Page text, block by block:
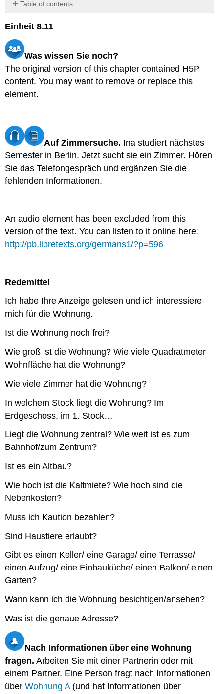
Table of contents
Attributions
Einheit 8.11
Was wissen Sie noch?
The original version of this chapter contained H5P
content. You may want to remove or replace this
element.
Auf Zimmersuche. Ina studiert nächstes
Semester in Berlin. Jetzt sucht sie ein Zimmer. Hören
Sie das Telefongespräch und ergänzen Sie die
fehlenden Informationen.
An audio element has been excluded from this
version of the text. You can listen to it online here:
http://pb.libretexts.org/germans1/?p=596
Redemittel
Ich habe Ihre Anzeige gelesen und ich interessiere
mich für die Wohnung.
Ist die Wohnung noch frei?
Wie groß ist die Wohnung? Wie viele Quadratmeter
Wohnfläche hat die Wohnung?
Wie viele Zimmer hat die Wohnung?
In welchem Stock liegt die Wohnung? Im
Erdgeschoss, im 1. Stock…
Liegt die Wohnung zentral? Wie weit ist es zum
Bahnhof/zum Zentrum?
Ist es ein Altbau?
Wie hoch ist die Kaltmiete? Wie hoch sind die
Nebenkosten?
Muss ich Kaution bezahlen?
Sind Haustiere erlaubt?
Gibt es einen Keller/ eine Garage/ eine Terrasse/
einen Aufzug/ eine Einbauküche/ einen Balkon/ einen
Garten?
Wann kann ich die Wohnung besichtigen/ansehen?
Was ist die genaue Adresse?
Nach Informationen über eine Wohnung
fragen. Arbeiten Sie mit einer Partnerin oder mit
einem Partner. Eine Person fragt nach Informationen
überWohnung A(und hat Informationen über